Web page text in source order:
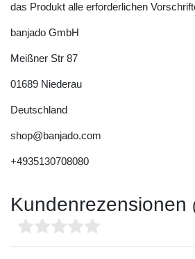
das Produkt alle erforderlichen
banjado GmbH
Meißner Str 87
01689 Niederau
Deutschland
shop@banjado.com
+4935130708080
Kundenrezensionen